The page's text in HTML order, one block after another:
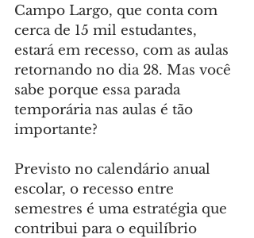
Campo Largo, que conta com
cerca de 15 mil estudantes,
estará em recesso, com as aulas
retornando no dia 28. Mas você
sabe porque essa parada
temporária nas aulas é tão
importante?
Previsto no calendário anual
escolar, o recesso entre
semestres é uma estratégia que
contribui para o equilíbrio